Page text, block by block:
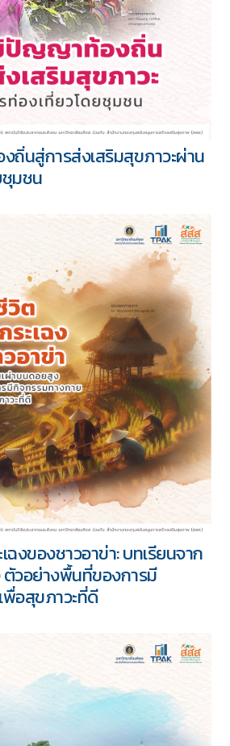
นสู่การส่งเสริมสุขภาวะผ่าน
ชุมชน
ฉงของชาวอาข่า: บทเรียนจาก
วอย่างพื้นที่ของการมี
อสุขภาวะที่ดี